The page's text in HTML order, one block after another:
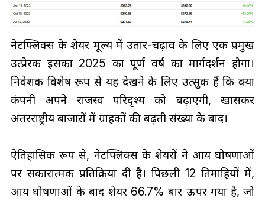
नेटफ्लिक्स के शेयर मूल्य में उतार-चढ़ाव के लिए एक प्रमुख
उत्प्रेरक इसका 2025 का पूर्ण वर्ष का मार्गदर्शन होगा।
निवेशक विशेष रूप से यह देखने के लिए उत्सुक हैं कि क्या
कंपनी अपने राजस्व परिदृश्य को बढ़ाएगी, खासकर
अंतरराष्ट्रीय बाजारों में ग्राहकों की बढ़ती संख्या के बाद।
ऐतिहासिक रूप से, नेटफ्लिक्स के शेयरों ने आय घोषणाओं
पर सकारात्मक प्रतिक्रिया दी है। पिछली 12 तिमाहियों में,
आय घोषणाओं के बाद शेयर 66.7% बार ऊपर गया है, जो